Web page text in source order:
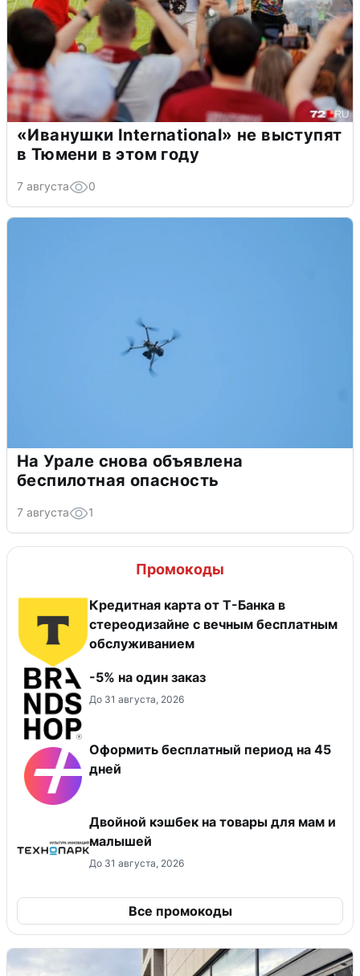
«Иванушки International» не выступят
в Тюмени в этом году
7 августа 0
На Урале снова объявлена
беспилотная опасность
7 августа 1
Промокоды
Кредитная карта от Т-Банка в
стереодизайне с вечным бесплатным
обслуживанием
-5% на один заказ
До 31 августа, 2026
Оформить бесплатный период на 45
дней
Двойной кэшбек на товары для мам и
малышей
До 31 августа, 2026
Все промокоды